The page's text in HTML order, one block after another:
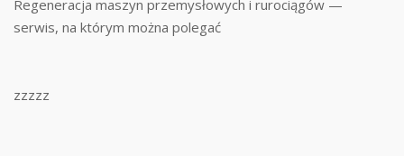
Regeneracja maszyn przemysłowych i rurociągów —
serwis, na którym można polegać
zzzzz